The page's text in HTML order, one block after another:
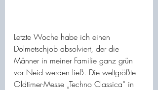
Letzte Woche habe ich einen
Dolmetschjob absolviert, der die
Männer in meiner Familie ganz grün
vor Neid werden ließ. Die weltgrößte
Oldtimer-Messe „Techno Classica“ in